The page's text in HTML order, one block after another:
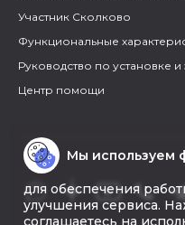
Участник Сколково
Функциональные
Руководство по установке и
Центр помощи
Мы используем
для обеспечения
улучшения сервиса.
соглашаетесь на